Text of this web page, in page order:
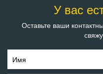
У вас
Оставьте ваши
Имя